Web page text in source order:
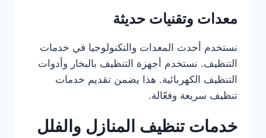
معدات وتقنيات حديثة
نستخدم أحدث المعدات والتكنولوجيا في خدمات
التنظيف. نستخدم أجهزة التنظيف بالبخار وأدوات
التنظيف الكهربائية. هذا يضمن تقديم خدمات
تنظيف سريعة وفعّالة.
خدمات تنظيف المنازل والفلل